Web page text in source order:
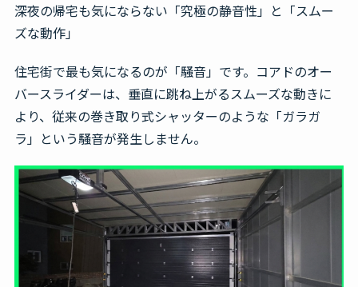
深夜の帰宅も気にならない「究極の静音性」と「スムー
ズな動作」
住宅街で最も気になるのが「騒音」です。コアドのオー
バースライダーは、垂直に跳ね上がるスムーズな動きに
より、従来の巻き取り式シャッターのような「ガラガ
ラ」という騒音が発生しません。